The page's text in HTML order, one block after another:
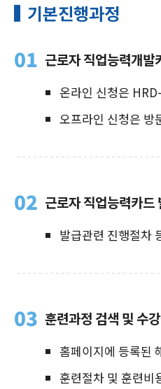
기본진행과정
01 근로자 직업능력개
온라인 신청은
오프라인 신청은 방
02 근로자 직업능력카드
발급관련 진행절차
03 훈련과정 검색 및 수
홈페이지에 등록된
훈련절차 및 훈련비